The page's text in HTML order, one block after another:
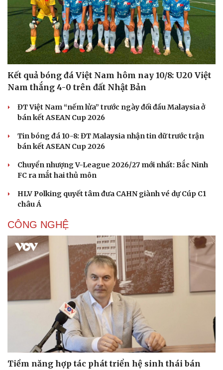
Cải chính
Kết quả bóng đá Việt Nam hôm nay 10/8: U20 Việt
Nam thắng 4-0 trên đất Nhật Bản
ĐT Việt Nam “nếm lửa” trước ngày đối đầu Malaysia ở
bán kết ASEAN Cup 2026
Tin bóng đá 10-8: ĐT Malaysia nhận tin dữ trước trận
bán kết ASEAN Cup 2026
Chuyển nhượng V-League 2026/27 mới nhất: Bắc Ninh
FC ra mắt hai thủ môn
HLV Polking quyết tâm đưa CAHN giành vé dự Cúp C1
châu Á
CÔNG NGHỆ
Tiềm năng hợp tác phát triển hệ sinh thái bán